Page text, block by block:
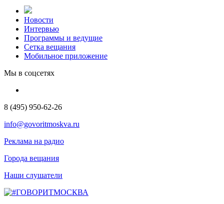
Новости
Интервью
Программы и ведущие
Сетка вещания
Мобильное приложение
Мы в соцсетях
8 (495) 950-62-26
info@govoritmoskva.ru
Реклама на радио
Города вещания
Наши слушатели